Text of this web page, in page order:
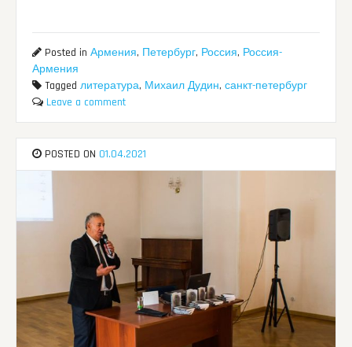
Posted inАрмения, Петербург, Россия, Россия-
Армения
Taggedлитература, Михаил Дудин,санкт-петербург
Leave a comment
POSTED ON 01.04.2021